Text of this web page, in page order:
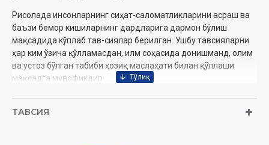
Рисолада инсонларнинг сиҳат-саломатликларини асраш ва
баъзи бемор кишиларнинг дардларига дармон бўлиш
мақсадида кўплаб тав-сиялар берилган. Ушбу тавсияларни
ҳар ким ўзича қўлламасдан, илм соҳасида донишманд, олим
ва устоз бўлган табиби ҳозиқ маслаҳати билан қўллаши
мақсадга мувофикдир.
Муаллиф:
ТАВСИЯ